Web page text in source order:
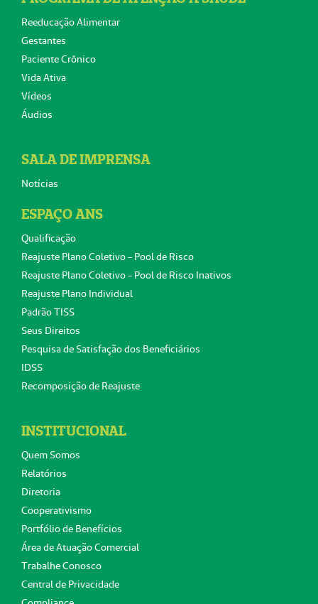
Reeducação Alimentar
Gestantes
Paciente Crônico
Vida Ativa
Vídeos
Áudios
SALA DE IMPRENSA
Notícias
ESPAÇO ANS
Qualificação
Reajuste Plano Coletivo - Pool de Risco
Reajuste Plano Coletivo - Pool de Risco Inativos
Reajuste Plano Individual
Padrão TISS
Seus Direitos
Pesquisa de Satisfação dos Beneficiários
IDSS
Recomposição de Reajuste
INSTITUCIONAL
Quem Somos
Relatórios
Diretoria
Cooperativismo
Portfólio de Benefícios
Área de Atuação Comercial
Trabalhe Conosco
Central de Privacidade